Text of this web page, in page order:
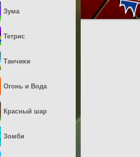
Зума
Тетрис
Танчики
Огонь и Вода
Красный шар
Зомби